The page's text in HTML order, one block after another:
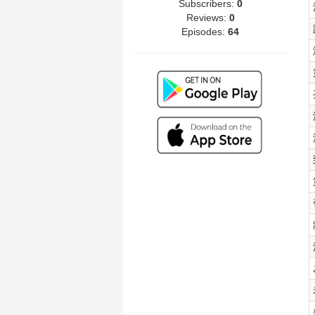
Subscribers: 0
Reviews: 0
Episodes:64